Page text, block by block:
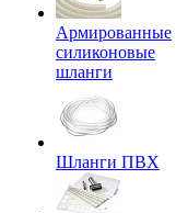
Армированные
силиконовые
шланги
Шланги ПВХ